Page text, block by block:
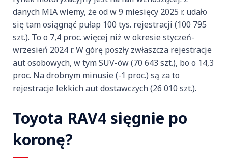
danych MIA wiemy, że od w 9 miesięcy 2025 r. udało
się tam osiągnąć pułap 100 tys. rejestracji (100 795
szt.). To o 7,4 proc. więcej niż w okresie styczeń-
wrzesień 2024 r. W górę poszły zwłaszcza rejestracje
aut osobowych, w tym SUV-ów (70 643 szt.), bo o 14,3
proc. Na drobnym minusie (-1 proc.) są za to
rejestracje lekkich aut dostawczych (26 010 szt.).
Toyota RAV4 sięgnie po
koronę?